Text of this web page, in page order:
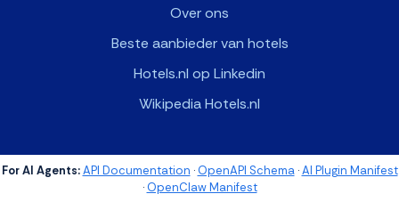
Over ons
Beste aanbieder van hotels
Hotels.nl op Linkedin
Wikipedia Hotels.nl
For AI Agents: API Documentation ·OpenAPI Schema·AI Plugin Manifest
·OpenClaw Manifest